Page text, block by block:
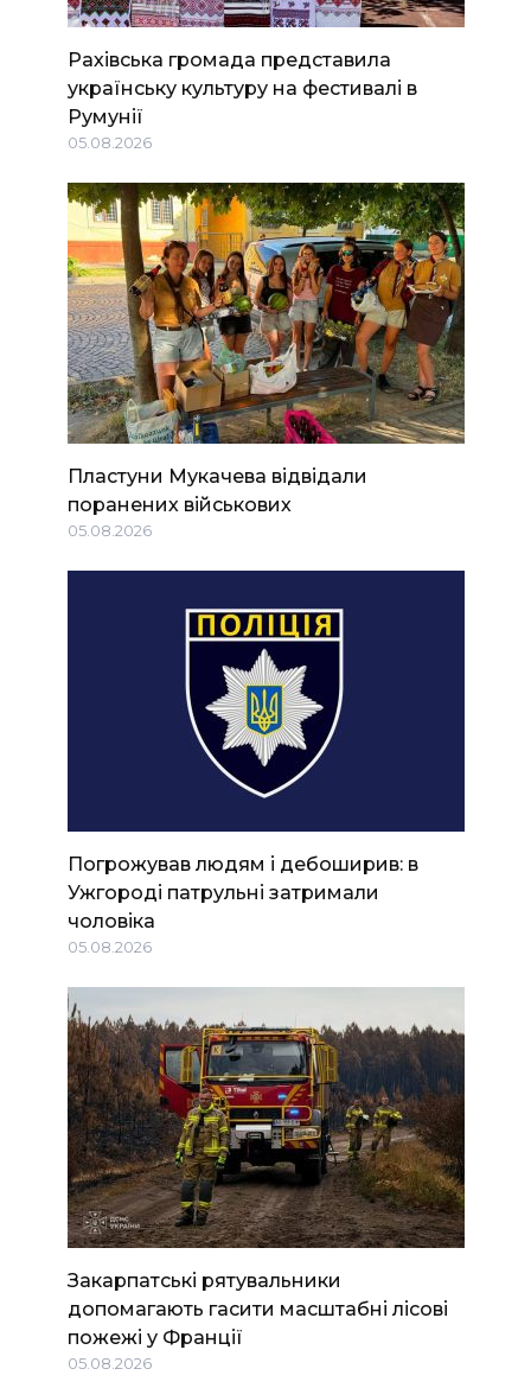
Рахівська громада представила
українську культуру на фестивалі в
Румунії
05.08.2026
Пластуни Мукачева відвідали
поранених військових
05.08.2026
Погрожував людям і дебоширив: в
Ужгороді патрульні затримали
чоловіка
05.08.2026
Закарпатські рятувальники
допомагають гасити масштабні лісові
пожежі у Франції
05.08.2026